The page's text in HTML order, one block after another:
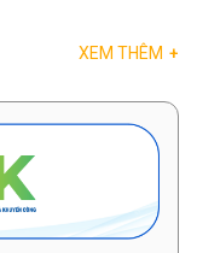
XEM THÊM +